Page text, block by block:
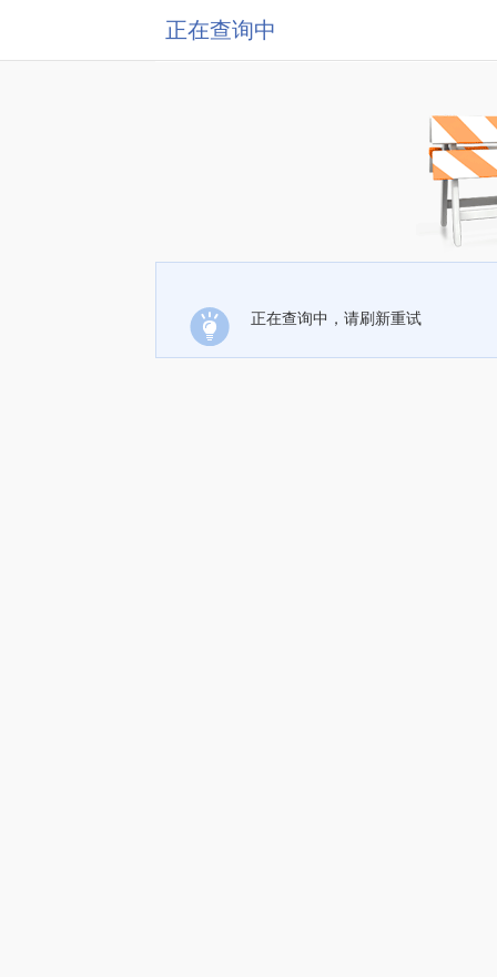
正在查询中
正在查询中，请刷新重试